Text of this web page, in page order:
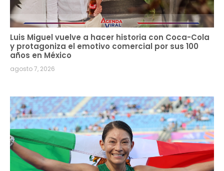
Luis Miguel vuelve a hacer historia con Coca-Cola
y protagoniza el emotivo comercial por sus 100
años en México
agosto 7, 2026